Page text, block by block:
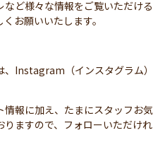
ど様々な情報をご覧いただける
お願いいたします。
Instagram（インスタグラム）
報に加え、たまにスタッフお気
ますので、フォローいただけれ